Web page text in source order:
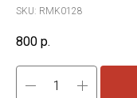
SKU: RMK0128
800 р.